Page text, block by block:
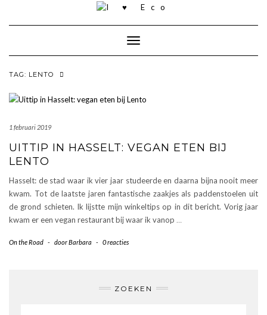
inhoud
Toggle navigatie
TAG: LENTO
1 februari 2019
UITTIP IN HASSELT: VEGAN ETEN BIJ
LENTO
Hasselt: de stad waar ik vier jaar studeerde en daarna bijna nooit meer
kwam. Tot de laatste jaren fantastische zaakjes als paddenstoelen uit
de grond schieten. Ik lijstte mijn winkeltips op in dit bericht. Vorig jaar
kwam er een vegan restaurant bij waar ik vanop …
On the Road - doorBarbara - 0 reacties
ZOEKEN